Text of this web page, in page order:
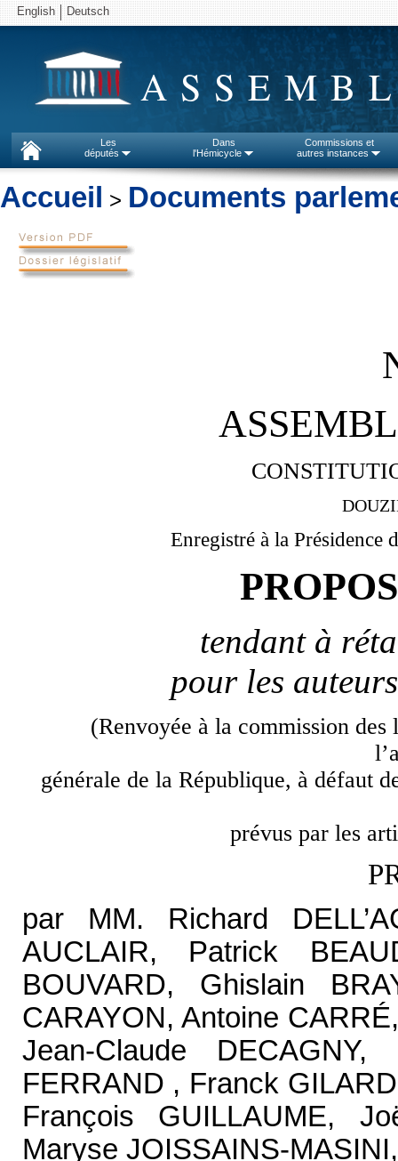
English Deutsch
Les
députés
Dans
l'Hémicycle
Commissions et
autres instances
Accueil > Documents
Enregistré à la Présidence
tendant à
pour les
(Renvoyée à la commission
générale de la République, à défaut
prévus par les
par MM. Richard
AUCLAIR, Patrick
BOUVARD, Ghislain
CARAYON, Antoine
Jean-Claude
FERRAND , Franck
François GUILLAUME,
Maryse JOISSAINS-